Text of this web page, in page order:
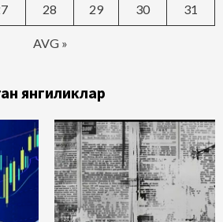
AVG »
28 29 30 31
янгиликлар